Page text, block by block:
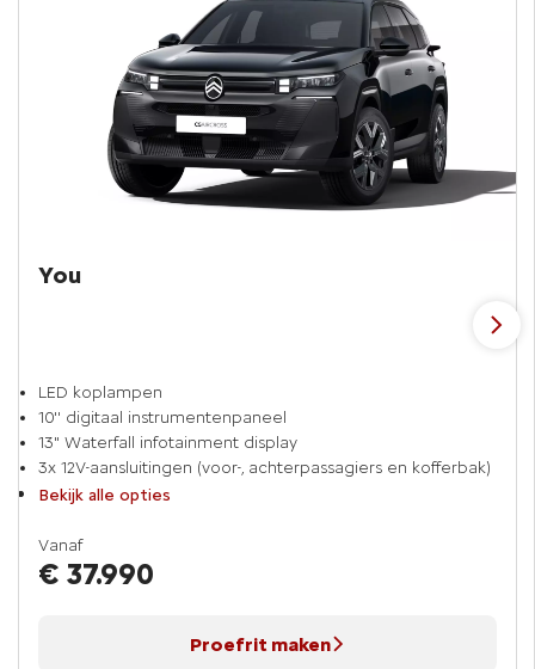
You
LED koplampen
10'' digitaal instrumentenpaneel
13" Waterfall infotainment display
3x 12V-aansluitingen (voor-, achterpassagiers en kofferbak)
Bekijk alle opties
Vanaf
€ 37.990
Proefrit maken